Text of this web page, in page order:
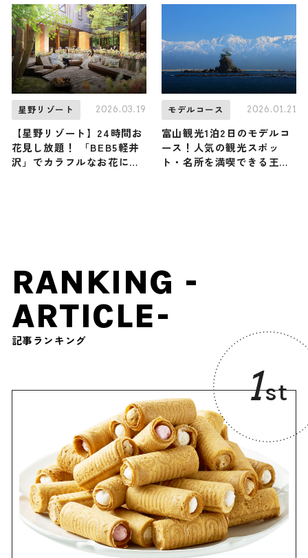
合掌造りから生まれた光の
雪景色は圧巻
星野リゾート 2026.03.19
【星野リゾート】24時間お
花見し放題！ 「BEB5軽井
沢」でカラフルなお花に包
モデルコース 2026.01.21
富山観光1泊2日のモデルコ
ース！人気の観光スポッ
ト・名所を満喫できる王道
RANKING -
ARTICLE-
記事ランキング
1st